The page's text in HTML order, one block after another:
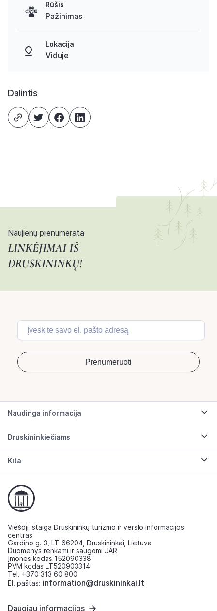
Rūšis
Pažinimas
Lokacija
Viduje
Dalintis
Naujienų prenumerata
LINKĖJIMAI IŠ
DRUSKININKŲ!
Naudinga informacija
Druskininkiečiams
Kita
Viešoji įstaiga Druskininkų turizmo ir verslo informacijos
centras
Gardino g. 3, LT-66204, Druskininkai, Lietuva
Duomenys renkami ir saugomi JAR
Įmonės kodas 152090338
PVM kodas LT520903314
Tel. +370 313 60 800
El. paštas: information@druskininkai.lt
Daugiau informacijos